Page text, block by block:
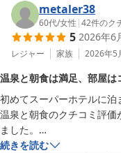
お言葉、スタッフ一同
しても、仙台名物をお楽
どもの朝食ビュッフェで
ンなどを多数ご用意して
仙台でのご滞在を満喫さ
です。お子さまとの思い
ちできましたことを大変
めスポットなど、気にな
metaler38
60代/女性 |42件のク
5 2026年6
レジャー 家族 2026年5
温泉と朝食は満足、部屋は
初めてスーパーホテルに泊
温泉と朝食のクチコミ評
ました。
浴場は大きくはなかったけ
続きを読む